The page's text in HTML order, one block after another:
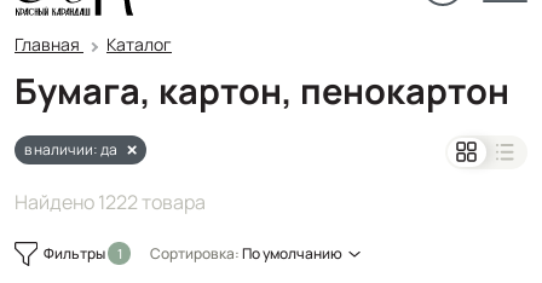
Главная Каталог
Бумага, картон, пенокартон
в наличии: да
Найдено 1222 товара
Фильтры Сортировка:По умолчанию